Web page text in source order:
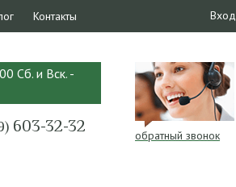
Контакты Вход
Сб. и Вск. -
603-32-32
обратный звонок